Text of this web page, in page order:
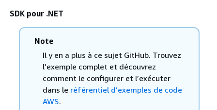
SDK pour .NET
Note
Il y en a plus à ce sujet GitHub. Trouvez
l’exemple complet et découvrez
comment le configurer et l’exécuter
dans le référentiel d’exemples de code
AWS.